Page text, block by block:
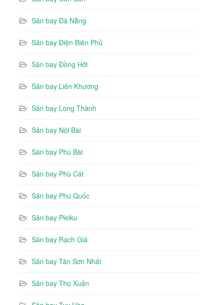
Sân bay Đà Nẵng
Sân bay Điện Biên Phủ
Sân bay Đồng Hới
Sân bay Liên Khương
Sân bay Long Thành
Sân bay Nội Bài
Sân bay Phú Bài
Sân bay Phù Cát
Sân bay Phú Quốc
Sân bay Pleiku
Sân bay Rạch Giá
Sân bay Tân Sơn Nhất
Sân bay Thọ Xuân